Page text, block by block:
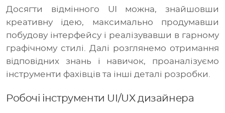
Досягти відмінного UI можна, знайшовши
креативну ідею, максимально продумавши
побудову інтерфейсу і реалізувавши в гарному
графічному стилі. Далі розглянемо отримання
відповідних знань і навичок, проаналізуємо
інструменти фахівців та інші деталі розробки.
Робочі інструменти UI/UX дизайнера